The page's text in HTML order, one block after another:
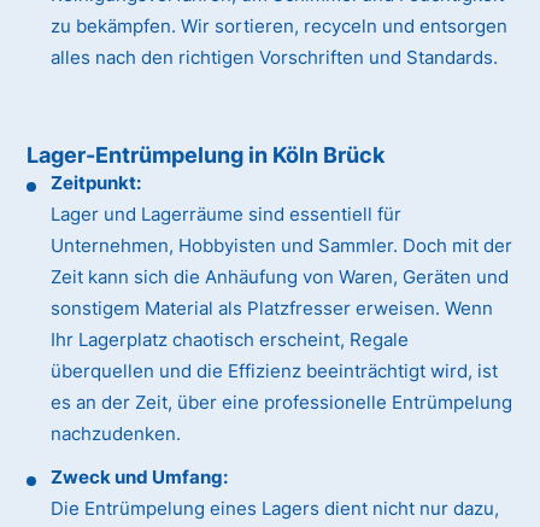
zu bekämpfen. Wir sortieren, recyceln und entsorgen
alles nach den richtigen Vorschriften und Standards.
Lager-Entrümpelung in Köln Brück
Zeitpunkt:
Lager und Lagerräume sind essentiell für
Unternehmen, Hobbyisten und Sammler. Doch mit der
Zeit kann sich die Anhäufung von Waren, Geräten und
sonstigem Material als Platzfresser erweisen. Wenn
Ihr Lagerplatz chaotisch erscheint, Regale
überquellen und die Effizienz beeinträchtigt wird, ist
es an der Zeit, über eine professionelle Entrümpelung
nachzudenken.
Zweck und Umfang:
Die Entrümpelung eines Lagers dient nicht nur dazu,